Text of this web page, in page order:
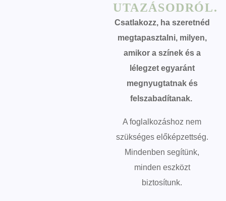
UTAZÁSODRÓL.
Csatlakozz, ha szeretnéd
megtapasztalni, milyen,
amikor a színek és a
lélegzet egyaránt
megnyugtatnak és
felszabadítanak.
A foglalkozáshoz nem
szükséges előképzettség.
Mindenben segítünk,
minden eszközt
biztosítunk.